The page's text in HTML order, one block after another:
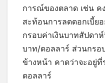
การณ์ของตลาด เช่น ค
สะท้อนการลดดอกเบี้ย
กรอบค่าเงินบาทสัปดา
บาท/ดอลลาร์ ส่วนกรอ
ข้างหน้า คาดว่าจะอยู่
ดอลลาร์